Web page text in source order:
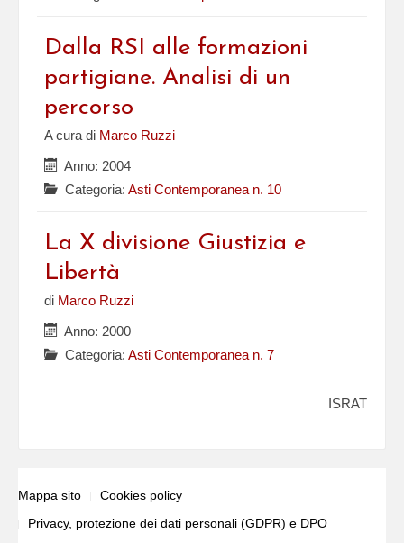
Dalla RSI alle formazioni
partigiane. Analisi di un
percorso
A cura di Marco Ruzzi
Anno: 2004
Categoria: Asti Contemporanea n. 10
La X divisione Giustizia e
Libertà
di Marco Ruzzi
Anno: 2000
Categoria: Asti Contemporanea n. 7
ISRAT
Mappa sito
Cookies policy
Privacy, protezione dei dati personali (GDPR) e DPO